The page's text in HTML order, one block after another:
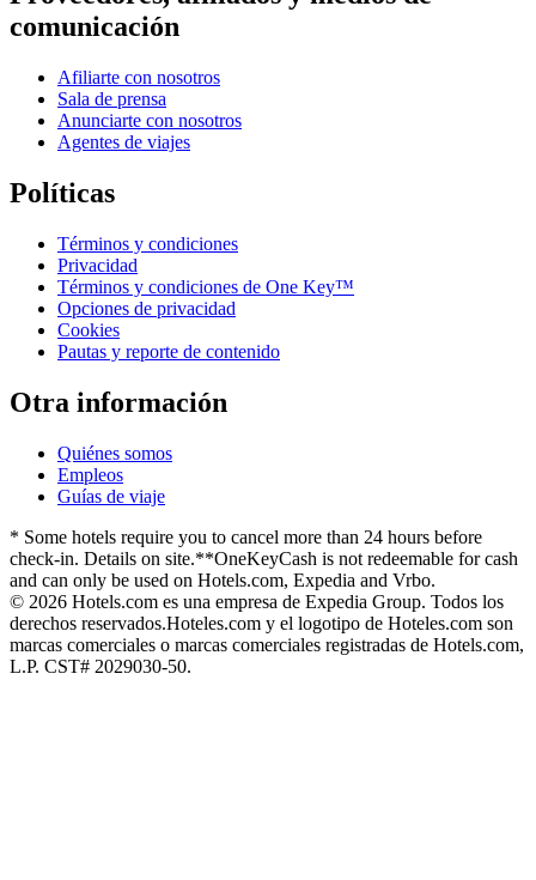
comunicación
Afiliarte con nosotros
Sala de prensa
Anunciarte con nosotros
Agentes de viajes
Políticas
Términos y condiciones
Privacidad
Términos y condiciones de One Key™
Opciones de privacidad
Cookies
Pautas y reporte de contenido
Otra información
Quiénes somos
Empleos
Guías de viaje
* Some hotels require you to cancel more than 24 hours before
check-in. Details on site.**OneKeyCash is not redeemable for cash
and can only be used on Hotels.com, Expedia and Vrbo.
© 2026 Hotels.com es una empresa de Expedia Group. Todos los
derechos reservados.Hoteles.com y el logotipo de Hoteles.com son
marcas comerciales o marcas comerciales registradas de Hotels.com,
L.P. CST# 2029030-50.